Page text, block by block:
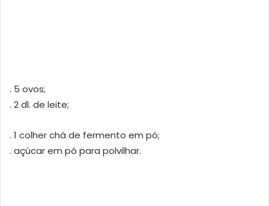
. 5 ovos;
. 2 dl. de leite;
. 1 colher chá de fermento em pó;
. açúcar em pó para polvilhar.